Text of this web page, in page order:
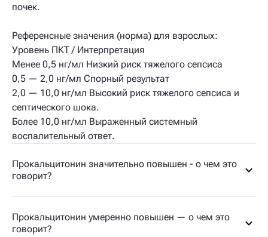
почек.
Референсные значения (норма) для взрослых:
Уровень ПКТ / Интерпретация
Менее 0,5 нг/мл Низкий риск тяжелого сепсиса
0,5 — 2,0 нг/мл Спорный результат
2,0 — 10,0 нг/мл Высокий риск тяжелого сепсиса и
септического шока.
Более 10,0 нг/мл Выраженный системный
воспалительный ответ.
Прокальцитонин значительно повышен - о чем это
говорит?
Прокальцитонин умеренно повышен — о чем это
говорит?